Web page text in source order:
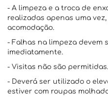
- A limpeza e a troca de
realizadas apenas uma
acomodação.
- Falhas na limpeza devem
imediatamente.
- Visitas não são permitidas.
- Deverá ser utilizado o
estiver com roupas